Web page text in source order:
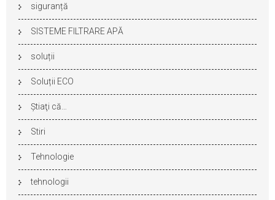
siguranță
SISTEME FILTRARE APĂ
soluții
Soluții ECO
Ştiaţi că…
Stiri
Tehnologie
tehnologii